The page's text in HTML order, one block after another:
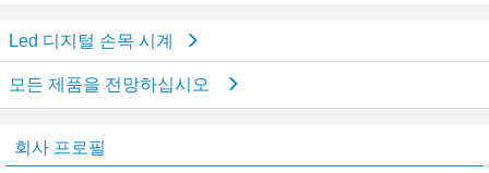
Led 디지털 손목 시계
모든 제품을 전망하십시오
회사 프로필